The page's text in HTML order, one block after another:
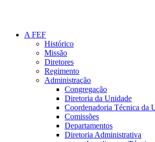
A FEF
Histórico
Missão
Diretores
Regimento
Administração
Congregação
Diretoria da Unidade
Coordenadoria Técnica da
Comissões
Departamentos
Diretoria Administrativa